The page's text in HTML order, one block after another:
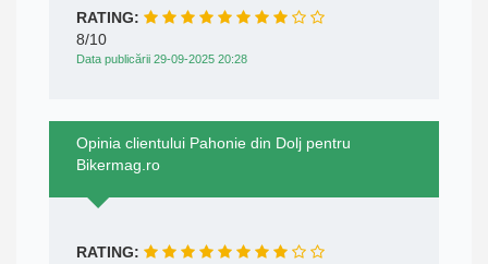
RATING:
8/10
Data publicării 29-09-2025 20:28
Opinia clientului Pahonie din Dolj pentru
Bikermag.ro
RATING: